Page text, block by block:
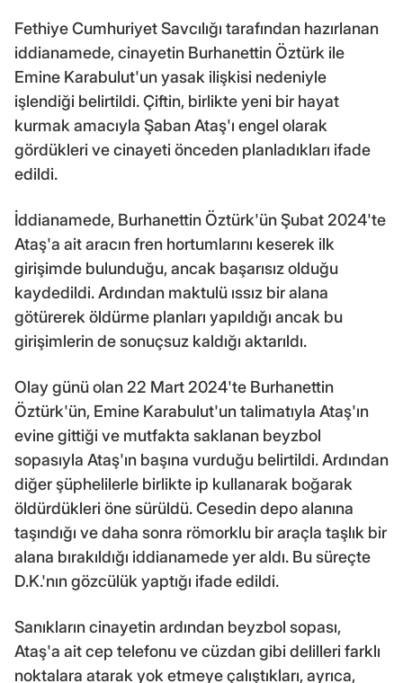
Fethiye Cumhuriyet Savcılığı tarafından hazırlanan
iddianamede, cinayetin Burhanettin Öztürk ile
Emine Karabulut'un yasak ilişkisi nedeniyle
işlendiği belirtildi. Çiftin, birlikte yeni bir hayat
kurmak amacıyla Şaban Ataş'ı engel olarak
gördükleri ve cinayeti önceden planladıkları ifade
edildi.
İddianamede, Burhanettin Öztürk'ün Şubat 2024'te
Ataş'a ait aracın fren hortumlarını keserek ilk
girişimde bulunduğu, ancak başarısız olduğu
kaydedildi. Ardından maktulü ıssız bir alana
götürerek öldürme planları yapıldığı ancak bu
girişimlerin de sonuçsuz kaldığı aktarıldı.
Olay günü olan 22 Mart 2024'te Burhanettin
Öztürk'ün, Emine Karabulut'un talimatıyla Ataş'ın
evine gittiği ve mutfakta saklanan beyzbol
sopasıyla Ataş'ın başına vurduğu belirtildi. Ardından
diğer şüphelilerle birlikte ip kullanarak boğarak
öldürdükleri öne sürüldü. Cesedin depo alanına
taşındığı ve daha sonra römorklu bir araçla taşlık bir
alana bırakıldığı iddianamede yer aldı. Bu süreçte
D.K.'nın gözcülük yaptığı ifade edildi.
Sanıkların cinayetin ardından beyzbol sopası,
Ataş'a ait cep telefonu ve cüzdan gibi delilleri farklı
noktalara atarak yok etmeye çalıştıkları, ayrıca,